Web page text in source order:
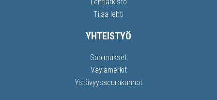
Tilaa lehti
YHTEISTYÖ
Sopimukset
Väylämerkit
Ystävyysseurakunnat